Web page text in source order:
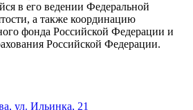
в его ведении Федеральной
а также координацию
фонда Российской Федерации и
Российской Федерации.
ул. Ильинка, 21